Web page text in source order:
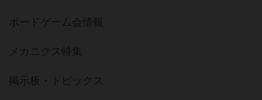
ボードゲーム会情報
メカニクス特集
掲示板・トピックス